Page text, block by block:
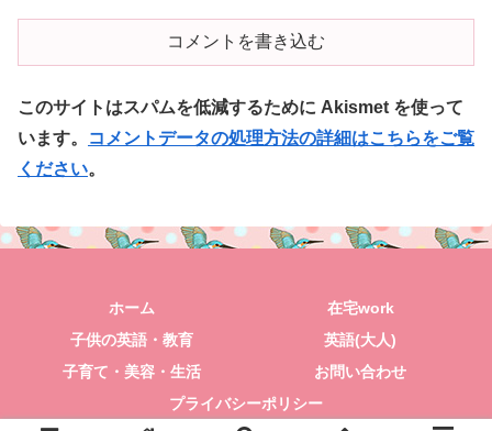
コメントを書き込む
このサイトはスパムを低減するために Akismet を使って
います。
コメントデータの処理方法の詳細はこちらをご覧
ください。
ホーム
在宅work
子供の英語・教育
英語(大人)
子育て・美容・生活
お問い合わせ
プライバシーポリシー